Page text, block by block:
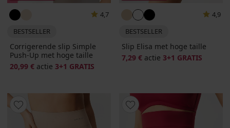
4,7
BESTSELLER
Corrigerende slip Simple
Push-Up met hoge taille
20,99 € actie 3+1 GRATIS
4,9
BESTSELLER
Slip Elisa met hoge taille
7,29 € actie 3+1 GRATIS